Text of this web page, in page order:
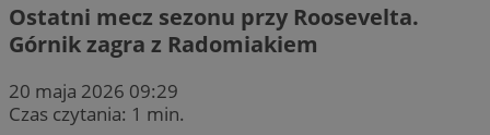
Ostatni mecz sezonu przy Roosevelta.
Górnik zagra z Radomiakiem
20 maja 2026 09:29
Czas czytania: 1 min.